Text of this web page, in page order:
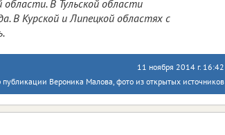
В Тульской области
В Курской и Липецкой областях с
11 ноября 2014 г. 16:42
публикации Вероника Малова, фото из открытых источников